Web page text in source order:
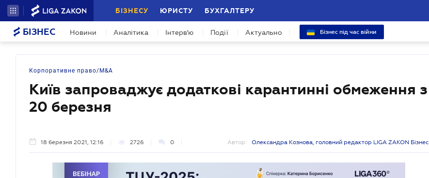
БІЗНЕСУ ЮРИСТУ БУХГАЛТЕРУ
БІЗНЕС Новини Аналітика Інтерв'ю Події Актуально Бізнес під час війни
Корпоративне право/M&A
Київ запроваджує додаткові карантинні обмеження з
20 березня
18 березня 2021, 12:16 2726 0 Автор: Олександра Кознова, головний редактор LIGA ZAKON Бізнес